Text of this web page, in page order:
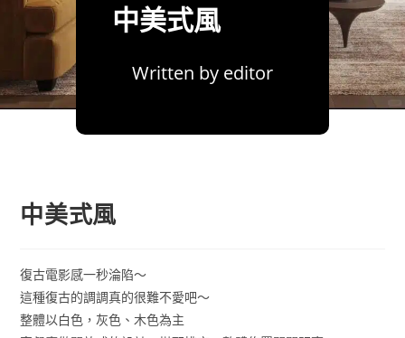
中美式風
Written by editor
中美式風
復古電影感一秒淪陷～
這種復古的調調真的很難不愛吧～
整體以白色，灰色、木色為主